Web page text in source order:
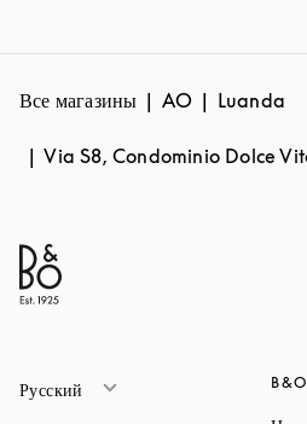
Все магазины AO Luanda
Via S8, Condominio Dolce
Русский